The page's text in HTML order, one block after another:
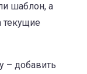
шаблон, а
текущие
– добавить